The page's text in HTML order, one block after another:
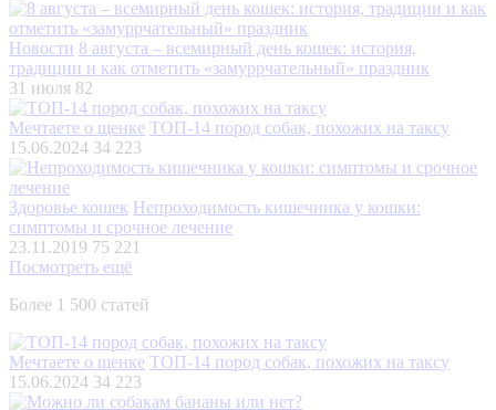
Новости 8 августа – всемирный день кошек: история,
традиции и как отметить «замуррчательный» праздник
31 июля 82
Мечтаете о щенке ТОП-14 пород собак, похожих на таксу
15.06.2024 34 223
Здоровье кошек Непроходимость кишечника у кошки:
симптомы и срочное лечение
23.11.2019 75 221
Посмотреть ещё
Более 1 500 статей
Мечтаете о щенке ТОП-14 пород собак, похожих на таксу
15.06.2024 34 223